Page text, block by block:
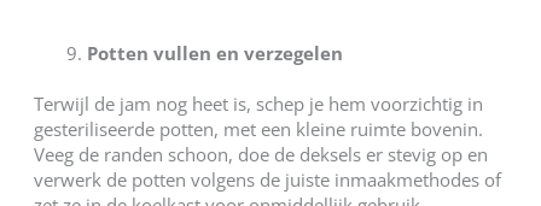
Potten vullen en verzegelen
Terwijl de jam nog heet is, schep je hem voorzichtig in
gesteriliseerde potten, met een kleine ruimte bovenin.
Veeg de randen schoon, doe de deksels er stevig op en
verwerk de potten volgens de juiste inmaakmethodes of